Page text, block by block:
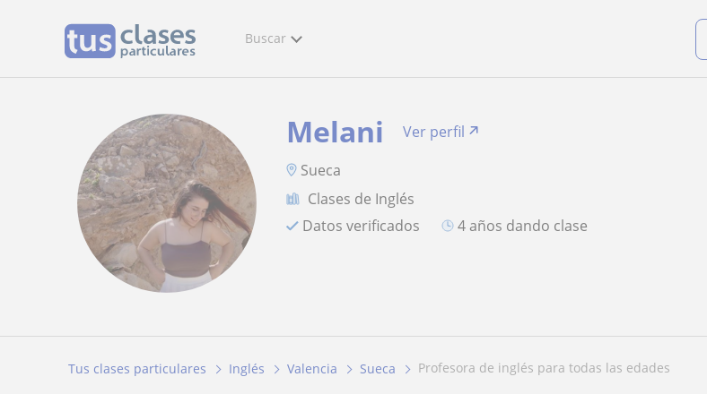
Buscar
Melani
Ver perfil
Sueca
Clases de Inglés
Datos verificados
4 años dando clase
Tus clases particulares Inglés Valencia Sueca profesora de inglés para todas las edades